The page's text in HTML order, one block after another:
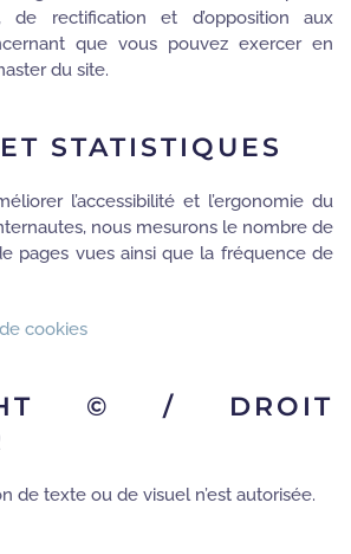
de rectification et d’opposition aux
que vous pouvez exercer en
du site.
STATISTIQUES
l’accessibilité et l’ergonomie du
nous mesurons le nombre de
pages vues ainsi que la fréquence de
cookies
© / DROIT
de texte ou de visuel n’est autorisée.